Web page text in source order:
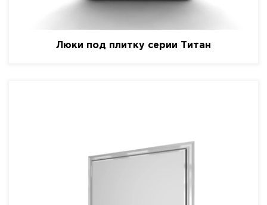
Люки под плитку серии Титан